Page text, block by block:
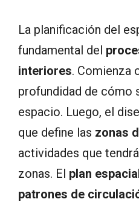
La planificación del
fundamental del
interiores. Comienza
profundidad de cómo
espacio. Luego, el
que define las zonas
actividades que
zonas. El plan
patrones de